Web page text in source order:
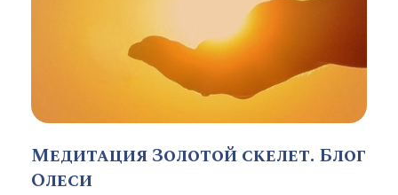
Медитация Золотой скелет. Блог
Олеси